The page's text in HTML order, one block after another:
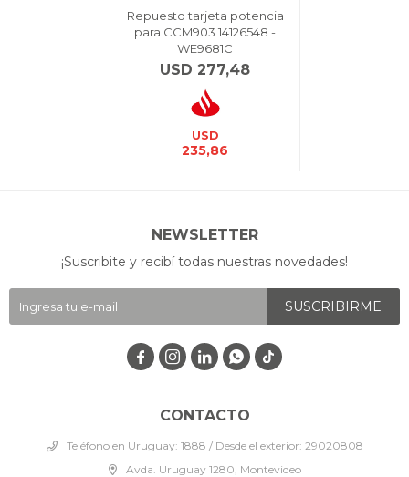
Repuesto tarjeta potencia
para CCM903 14126548 -
WE9681C
USD 277,48
USD
235,86
CONTACTO
Teléfono en Uruguay: 1888 / Desde el exterior: 29020808
Avda. Uruguay 1280, Montevideo
NEWSLETTER
¡Suscribite y recibí todas nuestras novedades!
SUSCRIBIRME
   